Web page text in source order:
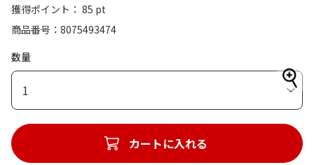
獲得ポイント： 85 pt
商品番号
8075493474
数量
1
カートに入れる